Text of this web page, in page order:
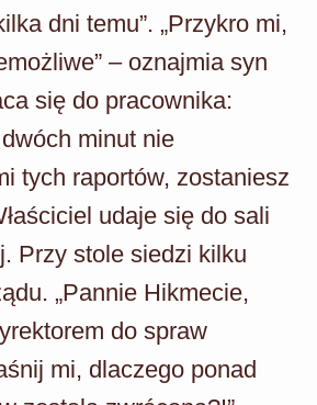
dni temu”. „Przykro mi,
– oznajmia syn
się do pracownika:
minut nie
tych raportów, zostaniesz
udaje się do sali
Przy stole siedzi kilku
„Pannie Hikmecie,
do spraw
mi, dlaczego ponad